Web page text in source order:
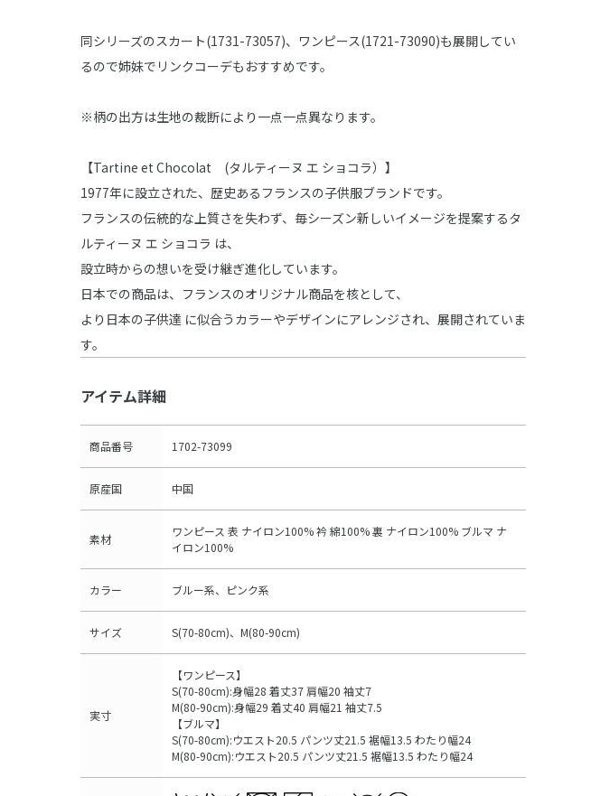
同シリーズのスカート(1731-73057)、ワンピース(1721-73090)も展開してい
るので姉妹でリンクコーデもおすすめです。
※柄の出方は生地の裁断により一点一点異なります。
【Tartine et Chocolat (タルティーヌ エ ショコラ）】
1977年に設立された、歴史あるフランスの子供服ブランドです。
フランスの伝統的な上質さを失わず、毎シーズン新しいイメージを提案するタ
ルティーヌ エ ショコラ は、
設立時からの想いを受け継ぎ進化しています。
日本での商品は、フランスのオリジナル商品を核として、
より日本の子供達 に似合うカラーやデザインにアレンジされ、展開されていま
す。
アイテム詳細
商品番号 1702-73099
原産国 中国
素材
ワンピース 表 ナイロン100% 衿 綿100% 裏 ナイロン100% ブルマ ナ
イロン100%
カラー ブルー系、ピンク系
サイズ S(70-80cm)、M(80-90cm)
実寸
【ワンピース】
S(70-80cm):身幅28 着丈37 肩幅20 袖丈7
M(80-90cm):身幅29 着丈40 肩幅21 袖丈7.5
【ブルマ】
S(70-80cm):ウエスト20.5 パンツ丈21.5 裾幅13.5 わたり幅24
M(80-90cm):ウエスト20.5 パンツ丈21.5 裾幅13.5 わたり幅24